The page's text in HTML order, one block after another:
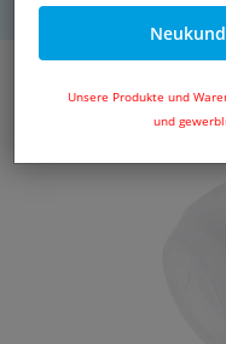
Unsere Produkte und
und